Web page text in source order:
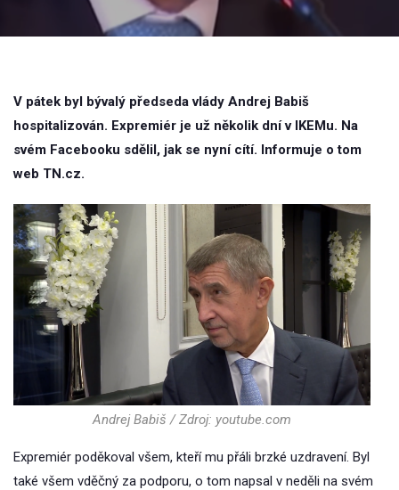
V pátek byl bývalý předseda vlády Andrej Babiš
hospitalizován. Expremiér je už několik dní v IKEMu. Na
svém Facebooku sdělil, jak se nyní cítí. Informuje o tom
web TN.cz.
Andrej Babiš / Zdroj: youtube.com
Expremiér poděkoval všem, kteří mu přáli brzké uzdravení. Byl
také všem vděčný za podporu, o tom napsal v neděli na svém